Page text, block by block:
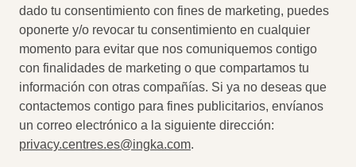
dado tu consentimiento con fines de marketing, puedes
oponerte y/o revocar tu consentimiento en cualquier
momento para evitar que nos comuniquemos contigo
con finalidades de marketing o que compartamos tu
información con otras compañías. Si ya no deseas que
contactemos contigo para fines publicitarios, envíanos
un correo electrónico a la siguiente dirección:
privacy.centres.es@ingka.com.